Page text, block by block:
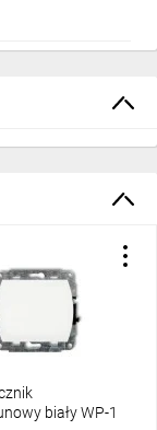
biały WP-1